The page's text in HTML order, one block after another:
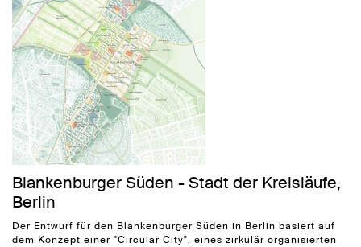
Blankenburger Süden - Stadt der Kreisläufe,
Berlin
Der Entwurf für den Blankenburger Süden in Berlin basiert auf
dem Konzept einer "Circular City", eines zirkulär organisierten